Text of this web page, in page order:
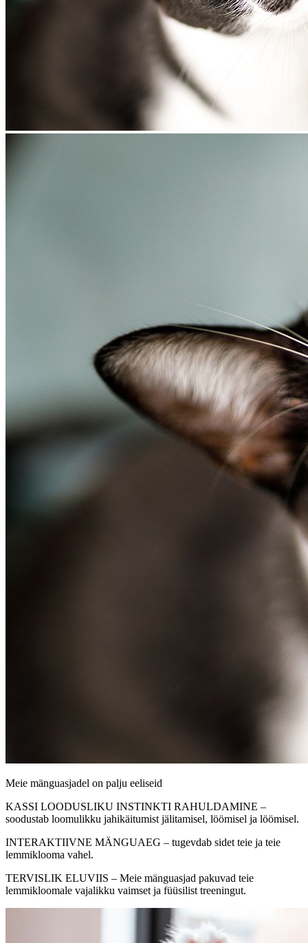
Meie mänguasjadel on palju eeliseid
KASSI LOODUSLIKU INSTINKTI RAHULDAMINE –
soodustab loomulikku jahikäitumist jälitamisel, löömisel ja löömisel.
INTERAKTIIVNE MÄNGUAEG – tugevdab sidet teie ja teie
lemmiklooma vahel.
TERVISLIK ELUVIIS – Meie mänguasjad pakuvad teie
lemmikloomale vajalikku vaimset ja füüsilist treeningut.